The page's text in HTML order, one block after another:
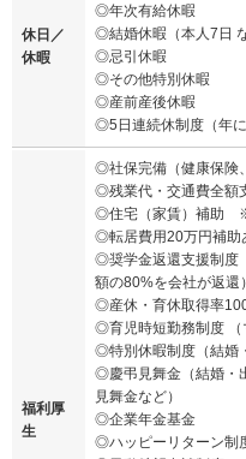
休日／
休暇
◎年次有給休暇
◎結婚休暇（本人7日 な
◎忌引休暇
◎その他特別休暇
◎産前産後休暇
◎5日連続休制度（年に
福利厚
生
◎社保完備（健康保険
◎残業代・交通費全
◎住宅（家賃）補助
◎転居費用20万円補
◎奨学金返還支援制度
額の80%を会社が返還）
◎産休・育休取得率
◎育児時短勤務制度 （
◎特別休暇制度（結婚
◎慶弔見舞金（結婚・
見舞金など）
◎企業年金基金
◎ハッピーリターン制